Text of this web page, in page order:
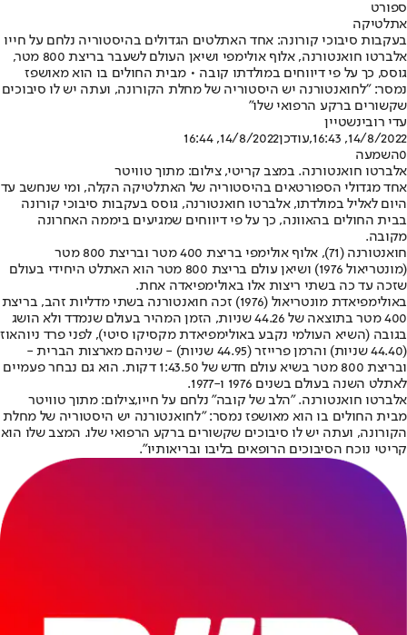
ספורט
אתלטיקה
בעקבות סיבוכי קורונה: אחד האתלטים הגדולים בהיסטוריה נלחם על חייו
אלברטו חואנטורנה, אלוף אולימפי ושיאן העולם לשעבר בריצת 800 מטר,
גוסס, כך על פי דיווחים במולדתו קובה • מבית החולים בו הוא מאושפז
נמסר: "לחואנטורנה יש היסטוריה של מחלת הקורונה, ועתה יש לו סיבוכים
שקשורים ברקע הרפואי שלו"
עדי רובינשטיין
14/8/2022, 16:43
,עודכן14/8/2022, 16:44
0השמעה
אלברטו חואנטורנה. במצב קריטי, צילום: מתוך טוויטר
אחד מגדולי הספורטאים בהיסטוריה של האתלטיקה הקלה, ומי שנחשב עד
היום לאליל במולדתו, אלברטו חואנטורנה, גוסס בעקבות סיבוכי קורונה
בבית החולים בהאוונה, כך על פי דיווחים שמגיעים ביממה האחרונה
מקובה.
חואנטורנה (71), אלוף אולימפי בריצת 400 מטר ובריצת 800 מטר
(מונטריאול 1976) ושיאן עולם בריצת 800 מטר הוא האתלט היחידי בעולם
שזכה עד כה בשתי ריצות אלו באולימפיאדה אחת.
באולימפיאדת מונטריאול (1976) זכה חואנטורנה בשתי מדליות זהב, בריצת
400 מטר בתוצאה של 44.26 שניות, הזמן המהיר בעולם שנמדד ולא הושג
בגובה (השיא העולמי נקבע באולימפיאדת מקסיקו סיטי), לפני פרד ניוהאוז
(44.40 שניות) והרמן פרייזר (44.95 שניות) - שניהם מארצות הברית -
ובריצת 800 מטר בשיא עולם חדש של 1:43.50 דקות. הוא גם נבחר פעמיים
לאתלט השנה בעולם בשנים 1976 ו-1977.
אלברטו חואנטורנה. "הלב של קובה" נלחם על חייו,צילום: מתוך טוויטר
מבית החולים בו הוא מאושפז נמסר: "לחואנטורנה יש היסטוריה של מחלת
הקורונה, ועתה יש לו סיבוכים שקשורים ברקע הרפואי שלו. המצב שלו הוא
קריטי נוכח הסיבוכים הרופאים בליבו ובריאותיו".